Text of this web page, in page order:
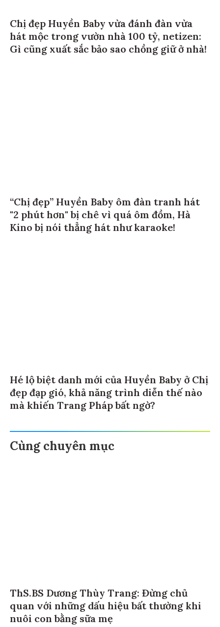
Chị đẹp Huyền Baby vừa đánh đàn vừa
hát mộc trong vườn nhà 100 tỷ, netizen:
Gì cũng xuất sắc bảo sao chồng giữ ở nhà!
“Chị đẹp” Huyền Baby ôm đàn tranh hát
"2 phút hơn" bị chê vì quá ôm đồm, Hà
Kino bị nói thẳng hát như karaoke!
Hé lộ biệt danh mới của Huyền Baby ở Chị
đẹp đạp gió, khả năng trình diễn thế nào
mà khiến Trang Pháp bất ngờ?
Cùng chuyên mục
ThS.BS Dương Thùy Trang: Đừng chủ
quan với những dấu hiệu bất thường khi
nuôi con bằng sữa mẹ